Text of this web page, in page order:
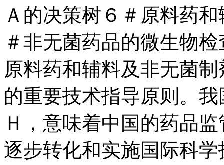
Ａ的决策树６＃原料药
＃非无菌药品的微生物
原料药和辅料及非无菌
的重要技术指导原则。
Ｈ，意味着中国的药品
逐步转化和实施国际科